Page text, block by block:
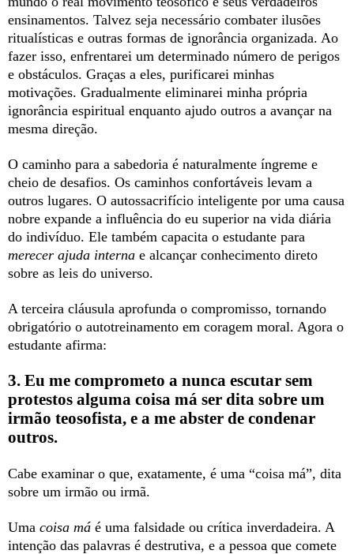
ensinamentos. Talvez seja necessário combater ilusões
ritualísticas e outras formas de ignorância organizada. Ao
fazer isso, enfrentarei um determinado número de perigos
e obstáculos. Graças a eles, purificarei minhas
motivações. Gradualmente eliminarei minha própria
ignorância espiritual enquanto ajudo outros a avançar na
mesma direção.
O caminho para a sabedoria é naturalmente íngreme e
cheio de desafios. Os caminhos confortáveis levam a
outros lugares. O autossacrifício inteligente por uma causa
nobre expande a influência do eu superior na vida diária
do indivíduo. Ele também capacita o estudante para
merecer ajuda interna e alcançar conhecimento direto
sobre as leis do universo.
A terceira cláusula aprofunda o compromisso, tornando
obrigatório o autotreinamento em coragem moral. Agora o
estudante afirma:
3. Eu me comprometo a nunca escutar sem
protestos alguma coisa má ser dita sobre um
irmão teosofista, e a me abster de condenar
outros.
Cabe examinar o que, exatamente, é uma “coisa má”, dita
sobre um irmão ou irmã.
Uma coisa má é uma falsidade ou crítica inverdadeira. A
intenção das palavras é destrutiva, e a pessoa que comete